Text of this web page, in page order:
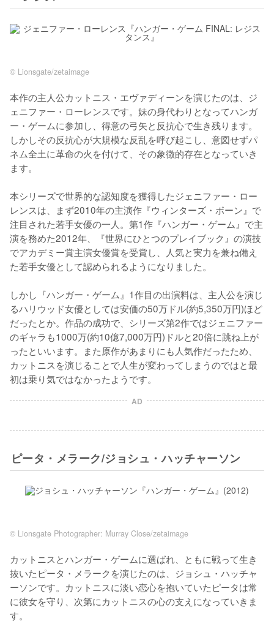
© Lionsgate/zetaimage
本作の主人公カットニス・エヴァディーンを演じたのは、ジ
ェニファー・ローレンスです。妹の身代わりとなってハンガ
ー・ゲームに参加し、得意の弓矢と反抗心で生き残ります。
しかしその反抗心が大規模な反乱を呼び起こし、意図せずパ
ネム全土に革命の火を付けて、その象徴的存在となっていき
ます。
本シリーズで世界的な認知度を獲得したジェニファー・ロー
レンスは、まず2010年の主演作『ウィンターズ・ボーン』で
注目された若手女優の一人。第1作『ハンガー・ゲーム』で主
演を務めた2012年、『世界にひとつのプレイブック』の演技
でアカデミー賞主演女優賞を受賞し、人気と実力を兼ね備え
た若手女優として認められるようになりました。
しかし『ハンガー・ゲーム』1作目の出演料は、主人公を演じ
るハリウッド女優としては安価の50万ドル(約5,350万円)ほど
だったとか。作品の成功で、シリーズ第2作ではジェニファー
のギャラも1000万(約10億7,000万円)ドルと20倍に跳ね上が
ったといいます。また原作があまりにも人気作だったため、
カットニスを演じることで人生が変わってしまうのではと最
初は乗り気ではなかったようです。
AD
ピータ・メラーク/ジョシュ・ハッチャーソン
© Lionsgate Photographer: Murray Close/zetaimage
カットニスとハンガー・ゲームに選ばれ、ともに戦って生き
抜いたピータ・メラークを演じたのは、ジョシュ・ハッチャ
ーソンです。カットニスに淡い恋心を抱いていたピータは常
に彼女を守り、次第にカットニスの心の支えになっていきま
す。